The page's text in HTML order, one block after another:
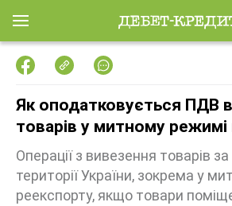
Як оподатковується ПДВ
товарів у митному режимі
Операції з вивезення товарів
території України, зокрема у
реекспорту, якщо товари